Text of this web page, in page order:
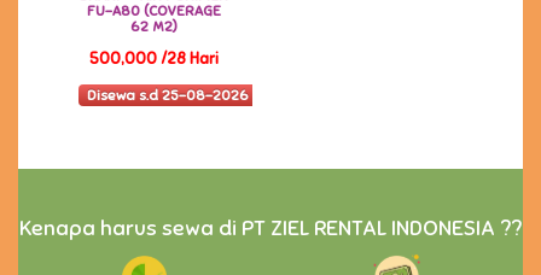
FU-A80 (COVERAGE
62 M2)
500,000 /28 Hari
Disewa s.d 25-08-2026
Kenapa harus sewa di PT ZIEL RENTAL INDONESIA ??